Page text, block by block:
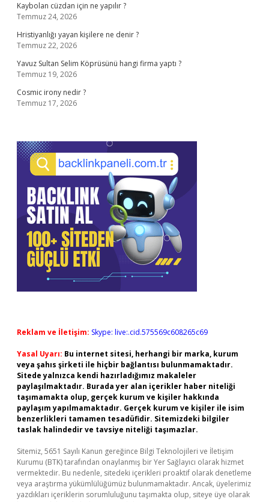
Kaybolan cüzdan için ne yapılır ?
Temmuz 24, 2026
Hristiyanlığı yayan kişilere ne denir ?
Temmuz 22, 2026
Yavuz Sultan Selim Köprüsünü hangi firma yaptı ?
Temmuz 19, 2026
Cosmic irony nedir ?
Temmuz 17, 2026
Reklam ve İletişim: Skype: live:.cid.575569c608265c69
Yasal Uyarı: Bu internet sitesi, herhangi bir marka, kurum
veya şahıs şirketi ile hiçbir bağlantısı bulunmamaktadır.
Sitede yalnızca kendi hazırladığımız makaleler
paylaşılmaktadır. Burada yer alan içerikler haber niteliği
taşımamakta olup, gerçek kurum ve kişiler hakkında
paylaşım yapılmamaktadır. Gerçek kurum ve kişiler ile isim
benzerlikleri tamamen tesadüfidir. Sitemizdeki bilgiler
taslak halindedir ve tavsiye niteliği taşımazlar.
Sitemiz, 5651 Sayılı Kanun gereğince Bilgi Teknolojileri ve İletişim
Kurumu (BTK) tarafından onaylanmış bir Yer Sağlayıcı olarak hizmet
vermektedir. Bu nedenle, sitedeki içerikleri proaktif olarak denetleme
veya araştırma yükümlülüğümüz bulunmamaktadır. Ancak, üyelerimiz
yazdıkları içeriklerin sorumluluğunu taşımakta olup, siteye üye olarak